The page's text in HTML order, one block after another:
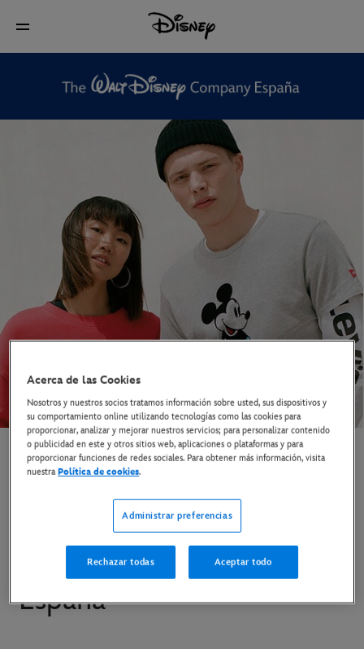
Información sobre
Productos de Consumo,
Videojuegos y
Publicaciones de Disney
España
Acerca de las Cookies
Nosotros y nuestros socios tratamos información sobre usted, sus dispositivos y
su comportamiento online utilizando tecnologías como las cookies para
proporcionar, analizar y mejorar nuestros servicios; para personalizar contenido
o publicidad en este y otros sitios web, aplicaciones o plataformas y para
proporcionar funciones de redes sociales. Para obtener más información, visita
nuestraPolítica de cookies.
Administrar preferencias
Rechazar todas Aceptar todo